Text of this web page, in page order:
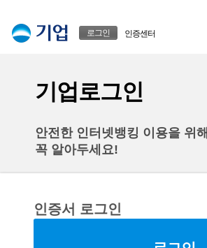
로그인 인증센터
기업로그인
안전한 인터넷뱅킹 이용을 위해
꼭 알아두세요!
인증서 로그인